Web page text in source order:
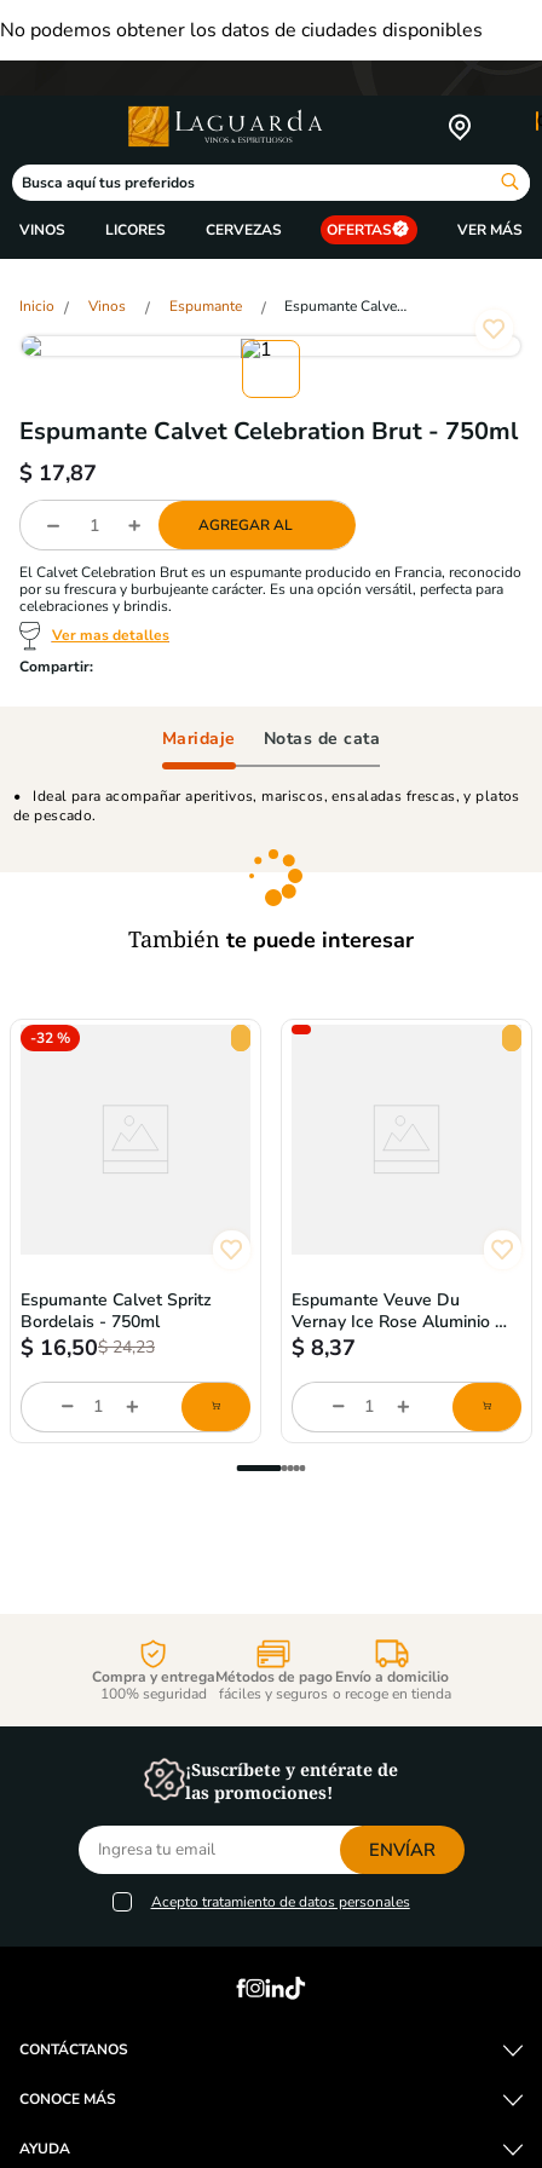
No podemos obtener los datos de ciudades disponibles
Busca aquí tus preferidos
VINOS LICORES CERVEZAS OFERTAS
Vinos Espumante Espumante Calvet Celebration Brut - 750ml
Espumante Calvet Celebration Brut - 750ml
$ 17,87
AGREGAR AL
El Calvet Celebration Brut es un espumante producido en Francia, reconocido
por su frescura y burbujeante carácter. Es una opción versátil, perfecta para
celebraciones y brindis.
Ver mas detalles
Maridaje Notas de cata
Ideal para acompañar aperitivos, mariscos, ensaladas frescas, y platos
de pescado.
También te puede interesar
-32 %
Espumante Calvet Spritz
Bordelais - 750ml
$24,23
$ 16,50
store/product-
list.quantityStepper.label
Espumante Veuve Du
Vernay Ice Rose Aluminio -
250ml
$ 8,37
store/product-
Compra y entrega
100% seguridad
Métodos de pago
fáciles y seguros
Envío a domicilio
o recoge en tienda
¡Suscríbete y entérate de
las promociones!
ENVÍAR
Acepto tratamiento de datos personales
CONTÁCTANOS
CONOCE MÁS
AYUDA